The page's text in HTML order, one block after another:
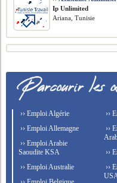
Ip Unlimited
Ariana, Tunisie
›› Emploi Algérie
›› Emploi Allemagne
›› Emploi Arabie
Saoudite KSA
›› Emploi Australie
››
››
››
››